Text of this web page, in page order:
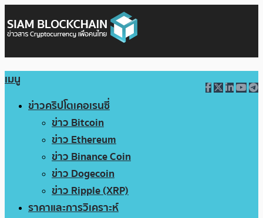
เมนู
ข่าวคริปโตเคอเรนซี่
ข่าว Bitcoin
ข่าว Ethereum
ข่าว Binance Coin
ข่าว Dogecoin
ข่าว Ripple (XRP)
ราคาและการวิเคราะห์